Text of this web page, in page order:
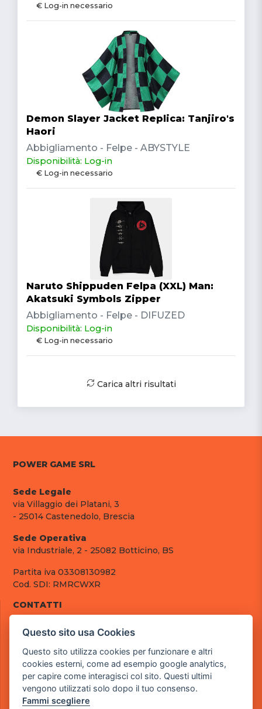
€ Log-in necessario
Demon Slayer Jacket Replica: Tanjiro's
Haori
Abbigliamento - Felpe - ABYSTYLE
Disponibilità: Log-in
€ Log-in necessario
Naruto Shippuden Felpa (XXL) Man:
Akatsuki Symbols Zipper
Abbigliamento - Felpe - DIFUZED
Disponibilità: Log-in
€ Log-in necessario
Carica altri risultati
POWER GAME SRL
Sede Legale
via Villaggio dei Platani, 3
- 25014 Castenedolo, Brescia
Sede Operativa
via Industriale, 2 - 25082 Botticino, BS
Partita iva 03308130982
Cod. SDI: RMRCWXR
CONTATTI
tel.: +39 030 376 2377
pec: powergamesrl@legalmail.it
LINK UTILI
Chi siamo
Informazioni generali
Questo sito usa Cookies
Questo sito utilizza cookies per funzionare e altri
cookies esterni, come ad esempio google analytics,
per capire come interagisci col sito. Questi ultimi
vengono utilizzati solo dopo il tuo consenso.
Fammi scegliere